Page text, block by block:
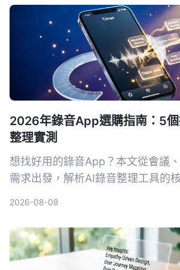
2026年錄音App選購指南：5
整理實測
想找好用的錄音App？本文從會議
需求出發，解析AI錄音整理工具的
2026-08-08